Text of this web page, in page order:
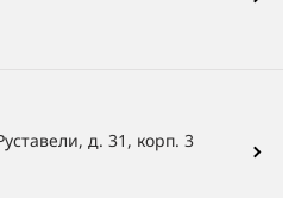
д. 31, корп. 3